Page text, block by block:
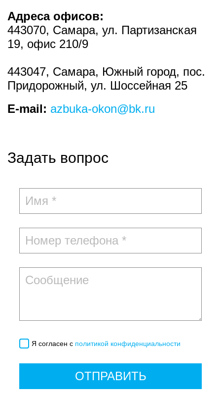
Адреса офисов:
443070, Самара, ул. Партизанская
19, офис 210/9
443047, Самара, Южный город, пос.
Придорожный, ул. Шоссейная 25
E-mail: azbuka-okon@bk.ru
Задать вопрос
Я согласен с политикой конфиденциальности
ОТПРАВИТЬ